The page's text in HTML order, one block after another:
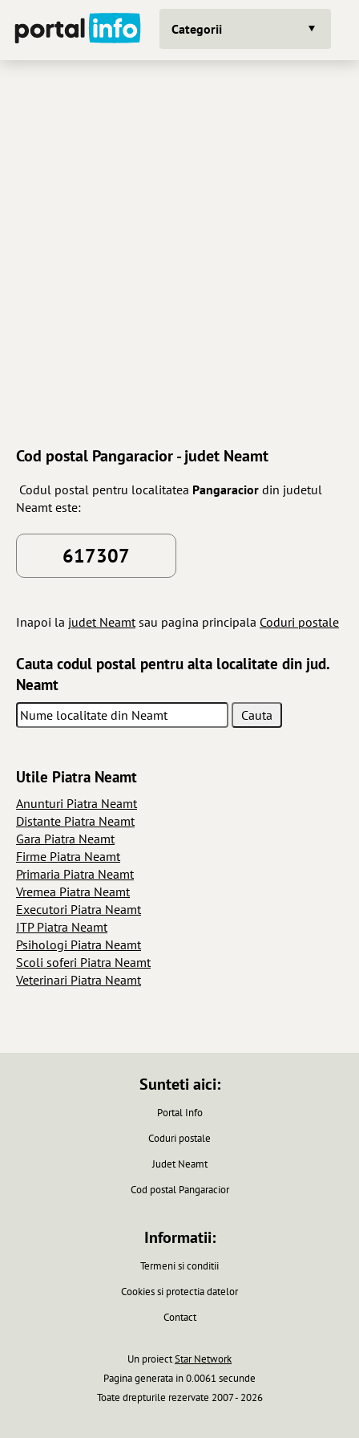
Categorii
Cod postal Pangaracior - judet Neamt
Codul postal pentru localitatea Pangaracior din judetul
Neamt este:
617307
Inapoi la judet Neamtsau pagina principala Coduri postale
Cauta codul postal pentru alta localitate din jud.
Neamt
Utile Piatra Neamt
Anunturi Piatra Neamt
Distante Piatra Neamt
Gara Piatra Neamt
Firme Piatra Neamt
Primaria Piatra Neamt
Vremea Piatra Neamt
Executori Piatra Neamt
ITP Piatra Neamt
Psihologi Piatra Neamt
Scoli soferi Piatra Neamt
Veterinari Piatra Neamt
Sunteti aici:
Portal Info
Coduri postale
Judet Neamt
Cod postal Pangaracior
Informatii:
Termeni si conditii
Cookies si protectia datelor
Contact
Un proiectStar Network
Pagina generata in 0.0061 secunde
Toate drepturile rezervate 2007 - 2026